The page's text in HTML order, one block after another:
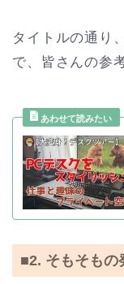
タイトルの通り
で、皆さんの参
■2. そもそもの